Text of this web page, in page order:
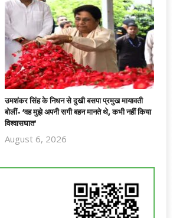
उमशंकर सिंह के निधन से दुखी बसपा प्रमुख मायावती
बोलीं- ‘वह मुझे अपनी सगी बहन मानते थे, कभी नहीं किया
विश्वासघात’
August 6, 2026